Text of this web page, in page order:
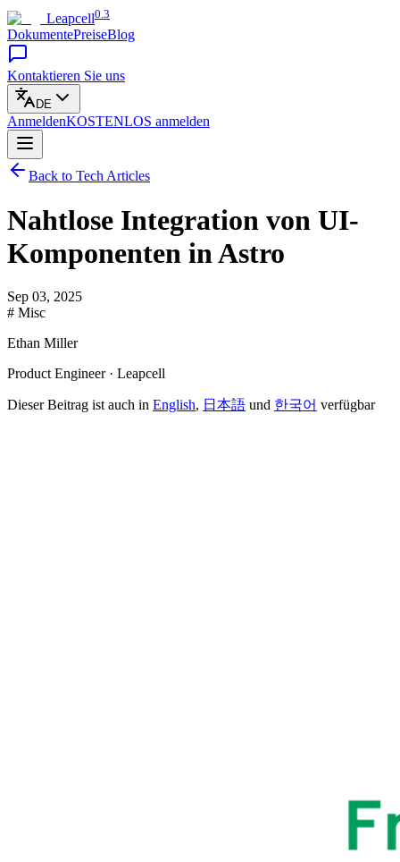
Leapcell0.3
DokumentePreiseBlog
Kontaktieren Sie uns
DE
AnmeldenKOSTENLOS anmelden
Back to Tech Articles
Nahtlose Integration von UI-
Komponenten in Astro
Sep 03, 2025
# Misc
Ethan Miller
Product Engineer · Leapcell
Dieser Beitrag ist auch in English, 日本語 und 한국어 verfügbar